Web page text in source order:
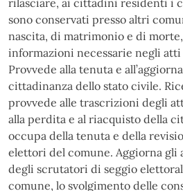
rilasciare, ai cittadini residenti i
sono conservati presso altri
nascita, di matrimonio e di
informazioni necessarie negli atti
Provvede alla tenuta e
cittadinanza dello stato civile.
provvede alle trascrizioni degli
alla perdita e al riacquisto della
occupa della tenuta e della
elettori del comune. Aggiorna gli
degli scrutatori di seggio
comune, lo svolgimento delle